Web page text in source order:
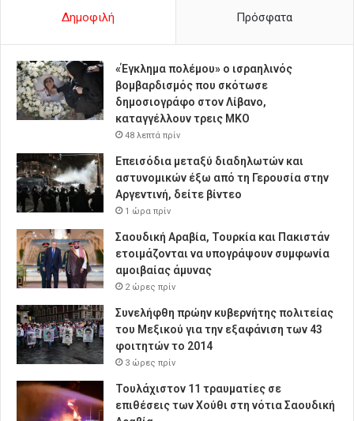
Δημοφιλή Πρόσφατα
«Έγκλημα πολέμου» ο ισραηλινός
βομβαρδισμός που σκότωσε
δημοσιογράφο στον Λίβανο,
καταγγέλλουν τρεις ΜΚΟ
48 λεπτά πρίν
Επεισόδια μεταξύ διαδηλωτών και
αστυνομικών έξω από τη Γερουσία στην
Αργεντινή, δείτε βίντεο
1 ώρα πρίν
Σαουδική Αραβία, Τουρκία και Πακιστάν
ετοιμάζονται να υπογράψουν συμφωνία
αμοιβαίας άμυνας
2 ώρες πρίν
Συνελήφθη πρώην κυβερνήτης πολιτείας
του Μεξικού για την εξαφάνιση των 43
φοιτητών το 2014
3 ώρες πρίν
Τουλάχιστον 11 τραυματίες σε
επιθέσεις των Χούθι στη νότια Σαουδική